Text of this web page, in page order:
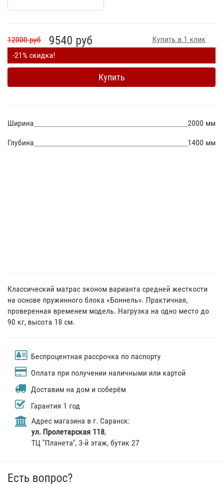
Купить в 1 клик
12000 руб 9540 руб
-21% скидка!
Купить
Ширина 2000 мм
Глубина 1400 мм
Классический матрас эконом варианта средней жесткости
на основе пружинного блока «Боннель». Практичная,
проверенная временем модель. Нагрузка на одно место до
90 кг, высота 18 см.
Беспроцентная рассрочка по паспорту
Оплата при получении наличными или картой
Доставим на дом и соберём
Гарантия 1 год
Адрес магазина в г. Саранск:
ул. Пролетарская 118,
ТЦ "Планета", 3-й этаж, бутик 27
Есть вопрос?